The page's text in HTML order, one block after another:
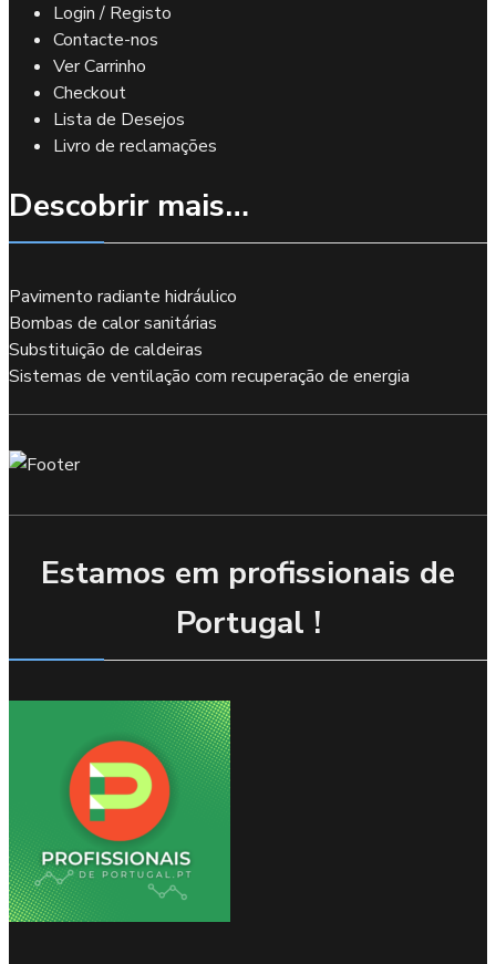
Login / Registo
Contacte-nos
Ver Carrinho
Checkout
Lista de Desejos
Livro de reclamações
Descobrir mais…
Pavimento radiante hidráulico
Bombas de calor sanitárias
Substituição de caldeiras
Sistemas de ventilação com recuperação de energia
Estamos em profissionais de
Portugal !